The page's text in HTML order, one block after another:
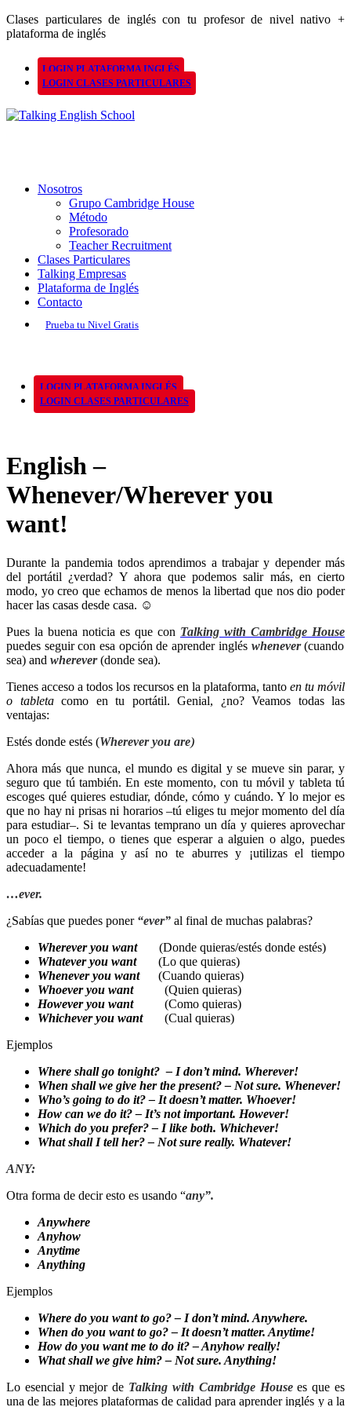
Clases particulares de inglés con tu profesor de nivel nativo +
plataforma de inglés
LOGIN PLATAFORMA INGLÉS
LOGIN CLASES PARTICULARES
Nosotros
Grupo Cambridge House
Método
Profesorado
Teacher Recruitment
Clases Particulares
Talking Empresas
Plataforma de Inglés
Contacto
Prueba tu Nivel Gratis
LOGIN PLATAFORMA INGLÉS
LOGIN CLASES PARTICULARES
English –
Whenever/Wherever you
want!
Durante la pandemia todos aprendimos a trabajar y depender más
del portátil ¿verdad? Y ahora que podemos salir más, en cierto
modo, yo creo que echamos de menos la libertad que nos dio poder
hacer las casas desde casa. ☺
Pues la buena noticia es que con Talking with Cambridge House
puedes seguir con esa opción de aprender inglés whenever(cuando
sea) and wherever(donde sea).
Tienes acceso a todos los recursos en la plataforma, tanto en tu móvil
o tabletacomo en tu portátil. Genial, ¿no? Veamos todas las
ventajas:
Estés donde estés (Wherever you are)
Ahora más que nunca, el mundo es digital y se mueve sin parar, y
seguro que tú también. En este momento, con tu móvil y tableta tú
escoges qué quieres estudiar, dónde, cómo y cuándo. Y lo mejor es
que no hay ni prisas ni horarios –tú eliges tu mejor momento del día
para estudiar–. Si te levantas temprano un día y quieres aprovechar
un poco el tiempo, o tienes que esperar a alguien o algo, puedes
acceder a la página y así no te aburres y ¡utilizas el tiempo
adecuadamente!
…ever.
¿Sabías que puedes poner “ever” al final de muchas palabras?
Whereveryou want (Donde quieras/estés donde estés)
Whateveryou want (Lo que quieras)
Wheneveryou want (Cuando quieras)
Whoeveryou want (Quien quieras)
Howeveryou want (Como quieras)
Whicheveryou want (Cual quieras)
Ejemplos
Where shall go tonight? – I don’t mind. Wherever!
When shall we give her the present? – Not sure. Whenever!
Who’s going to do it? – It doesn’t matter. Whoever!
How can we do it? – It’s not important. However!
Which do you prefer? – I like both. Whichever!
What shall I tell her? – Not sure really. Whatever!
ANY:
Otra forma de decir esto es usando “any”.
Anywhere
Anyhow
Anytime
Anything
Ejemplos
Where do you want to go? – I don’t mind. Anywhere.
When do you want to go? – It doesn’t matter. Anytime!
How do you want me to do it? –Anyhow really!
What shall we give him? – Not sure. Anything!
Lo esencial y mejor de Talking with Cambridge Housees que es
una de las mejores plataformas de calidad para aprender inglés y a la